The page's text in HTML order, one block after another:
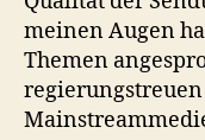
meinen Augen
Themen